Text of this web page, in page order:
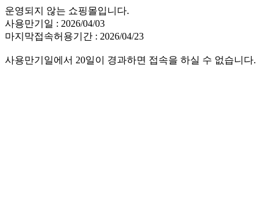
운영되지 않는 쇼핑몰입니다.
사용만기일 : 2026/04/03
마지막접속허용기간 : 2026/04/23
사용만기일에서 20일이 경과하면 접속을 하실 수 없습니다.